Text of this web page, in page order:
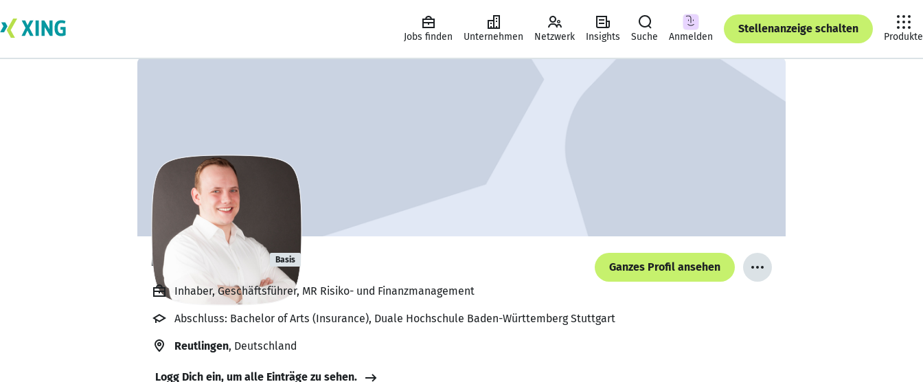
Jobs finden Unternehmen Netzwerk Insights Suche Anmelden
Stellenanzeige schalten
Produkte
Markus Rataj Basis
Ganzes Profil ansehen
Inhaber, Geschäftsführer, MR Risiko- und Finanzmanagement
Abschluss: Bachelor of Arts (Insurance), Duale Hochschule Baden-Württemberg Stuttgart
Reutlingen, Deutschland
Logg Dich ein, um alle Einträge zu sehen.